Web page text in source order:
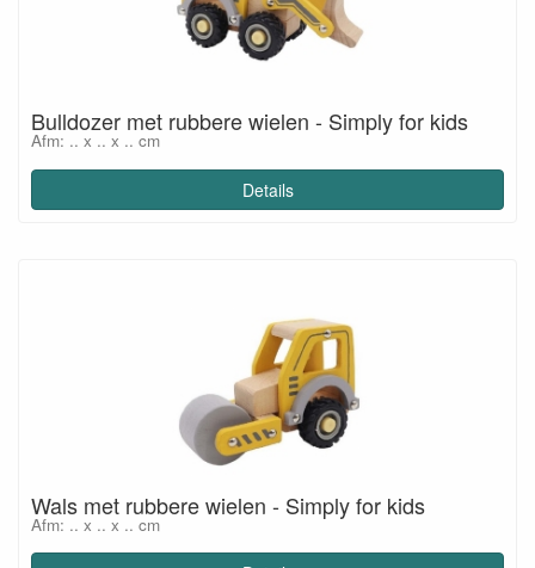
Bulldozer met rubbere wielen - Simply for kids
Afm: .. x .. x .. cm
Details
Wals met rubbere wielen - Simply for kids
Afm: .. x .. x .. cm